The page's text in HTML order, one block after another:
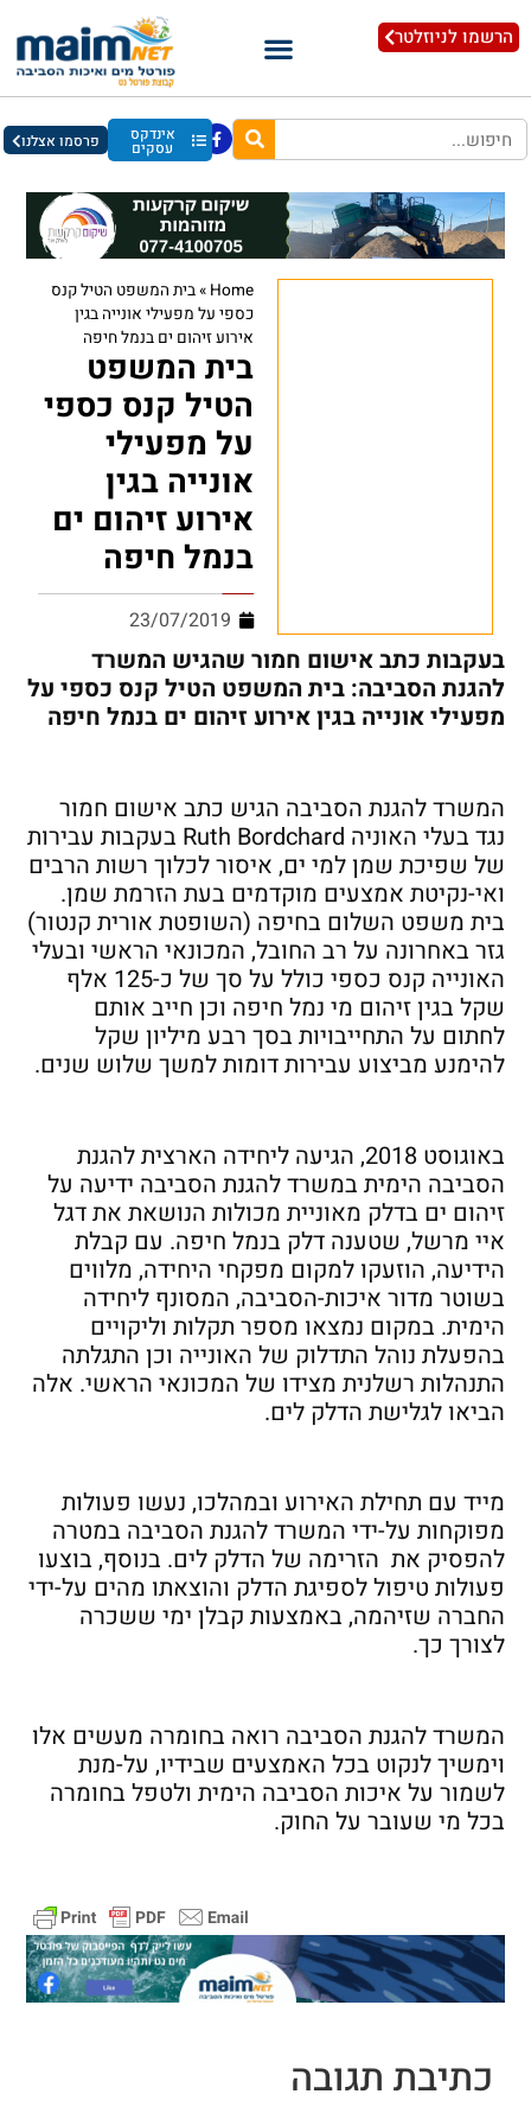
הרשמו לניוזלטר
אינדקס
עסקים פרסמו אצלנו
Home
»בית המשפט הטיל קנס
כספי על מפעילי אונייה בגין
אירוע זיהום ים בנמל חיפה
בית המשפט
הטיל קנס כספי
על מפעילי
אונייה בגין
אירוע זיהום ים
בנמל חיפה
23/07/2019
בעקבות כתב אישום חמור שהגיש המשרד
להגנת הסביבה: בית המשפט הטיל קנס כספי על
מפעילי אונייה בגין אירוע זיהום ים בנמל חיפה
המשרד להגנת הסביבה הגיש כתב אישום חמור
נגד בעלי האוניה Ruth Bordchard בעקבות עבירות
של שפיכת שמן למי ים, איסור לכלוך רשות הרבים
ואי-נקיטת אמצעים מוקדמים בעת הזרמת שמן.
בית משפט השלום בחיפה (השופטת אורית קנטור)
גזר באחרונה על רב החובל, המכונאי הראשי ובעלי
האונייה קנס כספי כולל על סך של כ-125 אלף
שקל בגין זיהום מי נמל חיפה וכן חייב אותם
לחתום על התחייבויות בסך רבע מיליון שקל
להימנע מביצוע עבירות דומות למשך שלוש שנים.
באוגוסט 2018, הגיעה ליחידה הארצית להגנת
הסביבה הימית במשרד להגנת הסביבה ידיעה על
זיהום ים בדלק מאוניית מכולות הנושאת את דגל
איי מרשל, שטענה דלק בנמל חיפה. עם קבלת
הידיעה, הוזעקו למקום מפקחי היחידה, מלווים
בשוטר מדור איכות-הסביבה, המסונף ליחידה
הימית. במקום נמצאו מספר תקלות וליקויים
בהפעלת נוהל התדלוק של האונייה וכן התגלתה
התנהלות רשלנית מצידו של המכונאי הראשי. אלה
הביאו לגלישת הדלק לים.
מייד עם תחילת האירוע ובמהלכו, נעשו פעולות
מפוקחות על-ידי המשרד להגנת הסביבה במטרה
להפסיק את הזרימה של הדלק לים. בנוסף, בוצעו
פעולות טיפול לספיגת הדלק והוצאתו מהים על-ידי
החברה שזיהמה, באמצעות קבלן ימי ששכרה
לצורך כך.
המשרד להגנת הסביבה רואה בחומרה מעשים אלו
וימשיך לנקוט בכל האמצעים שבידיו, על-מנת
לשמור על איכות הסביבה הימית ולטפל בחומרה
בכל מי שעובר על החוק.
כתיבת תגובה